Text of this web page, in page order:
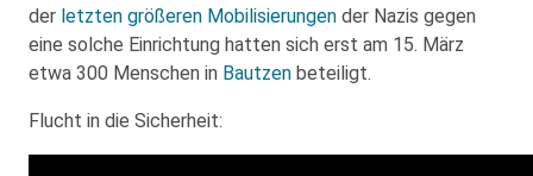
der letzten größeren Mobilisierungen der Nazis gegen
eine solche Einrichtung hatten sich erst am 15. März
etwa 300 Menschen in Bautzen beteiligt.
Flucht in die Sicherheit: